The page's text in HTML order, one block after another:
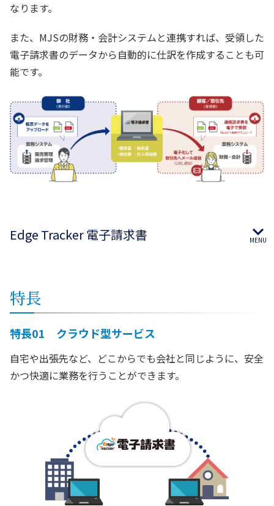
なります。
また、MJSの財務・会計システムと連携すれば、受領した
電子請求書のデータから自動的に仕訳を作成することも可
能です。
Edge Tracker 電子請求書
特長
特長01 クラウド型サービス
自宅や出張先など、どこからでも会社と同じように、安全
かつ快適に業務を行うことができます。